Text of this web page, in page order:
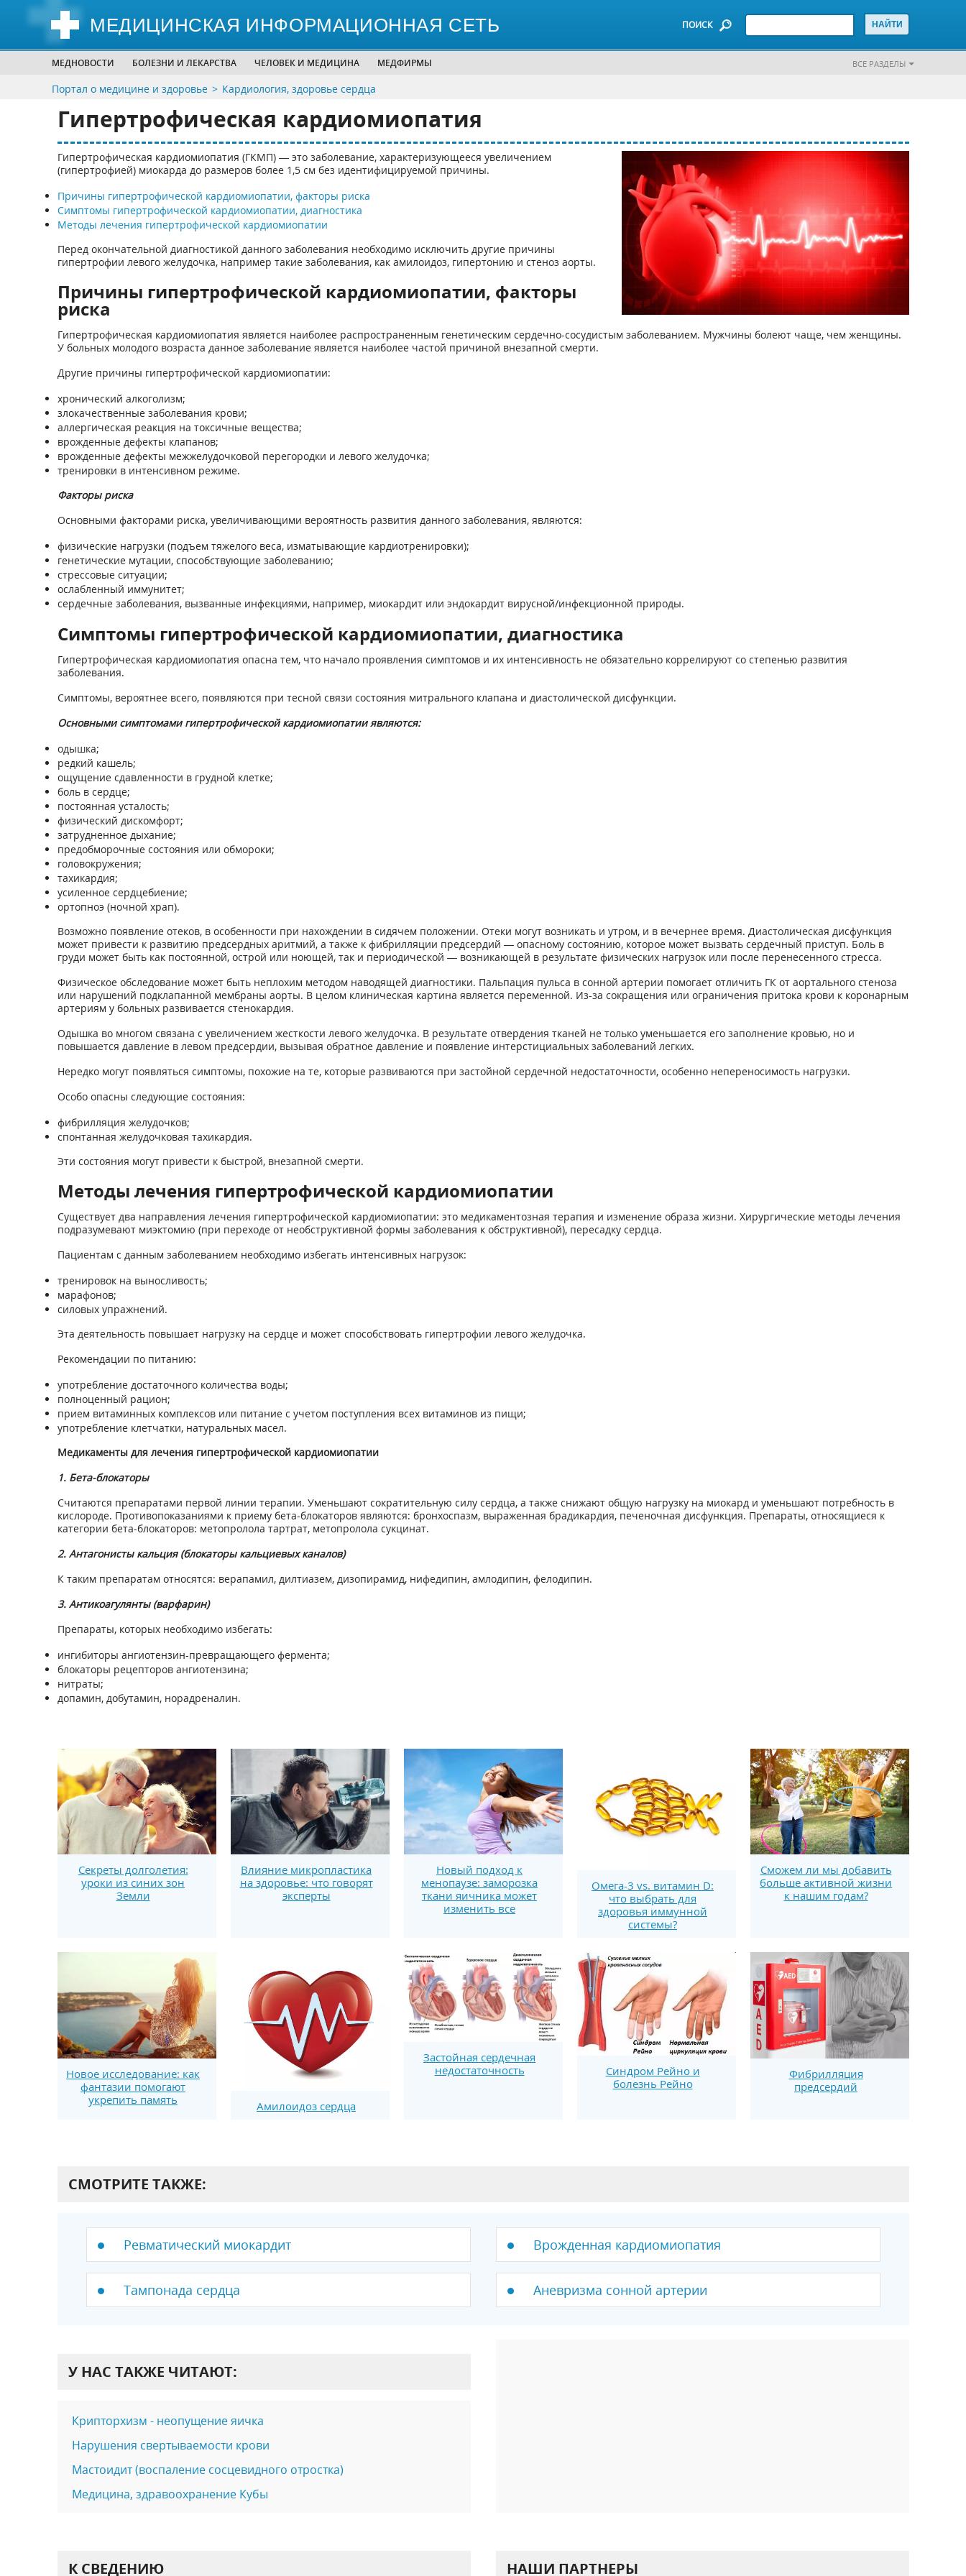
МЕДИЦИНСКАЯ ИНФОРМАЦИОННАЯ СЕТЬ ПОИСК
МЕДНОВОСТИ БОЛЕЗНИ И ЛЕКАРСТВА ЧЕЛОВЕК И МЕДИЦИНА МЕДФИРМЫ ВСЕ РАЗДЕЛЫ
Портал о медицине и здоровье Кардиология, здоровье сердца
Гипертрофическая кардиомиопатия
Гипертрофическая кардиомиопатия (ГКМП) — это заболевание, характеризующееся увеличением
(гипертрофией) миокарда до размеров более 1,5 см без идентифицируемой причины.
Причины гипертрофической кардиомиопатии, факторы риска
Симптомы гипертрофической кардиомиопатии, диагностика
Методы лечения гипертрофической кардиомиопатии
Перед окончательной диагностикой данного заболевания необходимо исключить другие причины
гипертрофии левого желудочка, например такие заболевания, как амилоидоз, гипертонию и стеноз аорты.
Причины гипертрофической кардиомиопатии, факторы
риска
Гипертрофическая кардиомиопатия является наиболее распространенным генетическим сердечно-сосудистым заболеванием. Мужчины болеют чаще, чем женщины.
У больных молодого возраста данное заболевание является наиболее частой причиной внезапной смерти.
Другие причины гипертрофической кардиомиопатии:
хронический алкоголизм;
злокачественные заболевания крови;
аллергическая реакция на токсичные вещества;
врожденные дефекты клапанов;
врожденные дефекты межжелудочковой перегородки и левого желудочка;
тренировки в интенсивном режиме.
Факторы риска
Основными факторами риска, увеличивающими вероятность развития данного заболевания, являются:
физические нагрузки (подъем тяжелого веса, изматывающие кардиотренировки);
генетические мутации, способствующие заболеванию;
стрессовые ситуации;
ослабленный иммунитет;
сердечные заболевания, вызванные инфекциями, например, миокардит или эндокардит вирусной/инфекционной природы.
Симптомы гипертрофической кардиомиопатии, диагностика
Гипертрофическая кардиомиопатия опасна тем, что начало проявления симптомов и их интенсивность не обязательно коррелируют со степенью развития
заболевания.
Симптомы, вероятнее всего, появляются при тесной связи состояния митрального клапана и диастолической дисфункции.
Основными симптомами гипертрофической кардиомиопатии являются:
одышка;
редкий кашель;
ощущение сдавленности в грудной клетке;
боль в сердце;
постоянная усталость;
физический дискомфорт;
затрудненное дыхание;
предобморочные состояния или обмороки;
головокружения;
тахикардия;
усиленное сердцебиение;
ортопноэ (ночной храп).
Возможно появление отеков, в особенности при нахождении в сидячем положении. Отеки могут возникать и утром, и в вечернее время. Диастолическая дисфункция
может привести к развитию предсердных аритмий, а также к фибрилляции предсердий — опасному состоянию, которое может вызвать сердечный приступ. Боль в
груди может быть как постоянной, острой или ноющей, так и периодической — возникающей в результате физических нагрузок или после перенесенного стресса.
Физическое обследование может быть неплохим методом наводящей диагностики. Пальпация пульса в сонной артерии помогает отличить ГК от аортального стеноза
или нарушений подклапанной мембраны аорты. В целом клиническая картина является переменной. Из-за сокращения или ограничения притока крови к коронарным
артериям у больных развивается стенокардия.
Одышка во многом связана с увеличением жесткости левого желудочка. В результате отвердения тканей не только уменьшается его заполнение кровью, но и
повышается давление в левом предсердии, вызывая обратное давление и появление интерстициальных заболеваний легких.
Нередко могут появляться симптомы, похожие на те, которые развиваются при застойной сердечной недостаточности, особенно непереносимость нагрузки.
Особо опасны следующие состояния:
фибрилляция желудочков;
спонтанная желудочковая тахикардия.
Эти состояния могут привести к быстрой, внезапной смерти.
Методы лечения гипертрофической кардиомиопатии
Существует два направления лечения гипертрофической кардиомиопатии: это медикаментозная терапия и изменение образа жизни. Хирургические методы лечения
подразумевают миэктомию (при переходе от необструктивной формы заболевания к обструктивной), пересадку сердца.
Пациентам с данным заболеванием необходимо избегать интенсивных нагрузок:
тренировок на выносливость;
марафонов;
силовых упражнений.
Эта деятельность повышает нагрузку на сердце и может способствовать гипертрофии левого желудочка.
Рекомендации по питанию:
употребление достаточного количества воды;
полноценный рацион;
прием витаминных комплексов или питание с учетом поступления всех витаминов из пищи;
употребление клетчатки, натуральных масел.
Медикаменты для лечения гипертрофической кардиомиопатии
1. Бета-блокаторы
Считаются препаратами первой линии терапии. Уменьшают сократительную силу сердца, а также снижают общую нагрузку на миокард и уменьшают потребность в
кислороде. Противопоказаниями к приему бета-блокаторов являются: бронхоспазм, выраженная брадикардия, печеночная дисфункция. Препараты, относящиеся к
категории бета-блокаторов: метопролола тартрат, метопролола сукцинат.
2. Антагонисты кальция (блокаторы кальциевых каналов)
К таким препаратам относятся: верапамил, дилтиазем, дизопирамид, нифедипин, амлодипин, фелодипин.
3. Антикоагулянты (варфарин)
Препараты, которых необходимо избегать:
ингибиторы ангиотензин-превращающего фермента;
блокаторы рецепторов ангиотензина;
нитраты;
допамин, добутамин, норадреналин.
Секреты долголетия:
уроки из синих зон
Земли
Влияние микропластика
на здоровье: что говорят
эксперты
Новый подход к
менопаузе: заморозка
ткани яичника может
изменить все
Омега-3 vs. витамин D:
что выбрать для
здоровья иммунной
системы?
Сможем ли мы добавить
больше активной жизни
к нашим годам?
Новое исследование: как
фантазии помогают
укрепить память
Амилоидоз сердца
Застойная сердечная
недостаточность
Синдром Рейно и
болезнь Рейно
Фибрилляция
предсердий
СМОТРИТЕ ТАКЖЕ:
Ревматический миокардит Врожденная кардиомиопатия
Тампонада сердца Аневризма сонной артерии
У НАС ТАКЖЕ ЧИТАЮТ:
Крипторхизм - неопущение яичка
Нарушения свертываемости крови
Мастоидит (воспаление сосцевидного отростка)
Медицина, здравоохранение Кубы
К СВЕДЕНИЮ НАШИ ПАРТНЕРЫ